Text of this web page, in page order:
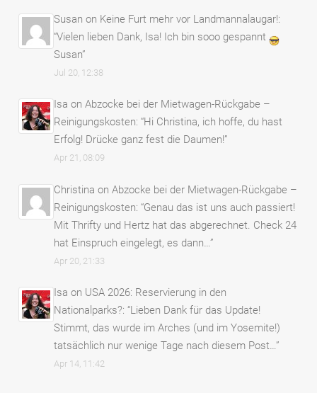
Susan on Keine Furt mehr vor Landmannalaugar!:
“Vielen lieben Dank, Isa! Ich bin sooo gespannt
Susan”
Jul 20, 12:38
Isa onAbzocke bei der Mietwagen-Rückgabe –
Reinigungskosten: “Hi Christina, ich hoffe, du hast
Erfolg! Drücke ganz fest die Daumen!”
Apr 21, 08:09
Christina onAbzocke bei der Mietwagen-Rückgabe –
Reinigungskosten: “Genau das ist uns auch passiert!
Mit Thrifty und Hertz hat das abgerechnet. Check 24
hat Einspruch eingelegt, es dann…”
Apr 20, 21:33
Isa on USA 2026: Reservierung in den
Nationalparks?: “Lieben Dank für das Update!
Stimmt, das wurde im Arches (und im Yosemite!)
tatsächlich nur wenige Tage nach diesem Post…”
Apr 14, 11:42